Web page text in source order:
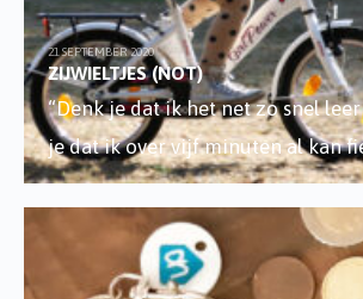
21 SEPTEMBER 2020
ZIJWIELTJES (NOT)
“Denk je dat ik het net zo snel
je dat ik over vijf minuten al kan